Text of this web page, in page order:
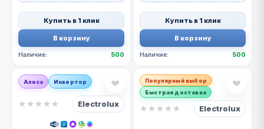
Купить в 1 клик
В корзину
Наличие: 500
Купить в 1 клик
В корзину
Наличие: 500
Алиса Инвертор ❤
★ ★ ★ ★ ★ Electrolux
Популярный выбор
Быстрая доставка
❤
★ ★ ★ ★ ★ Electrolux